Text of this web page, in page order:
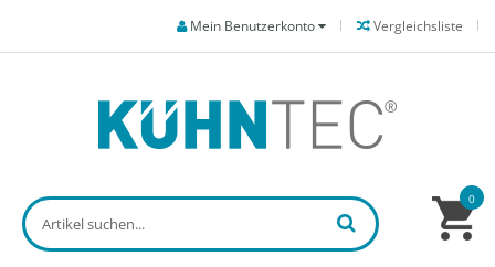
Vergleichsliste
Mein Benutzerkonto
0